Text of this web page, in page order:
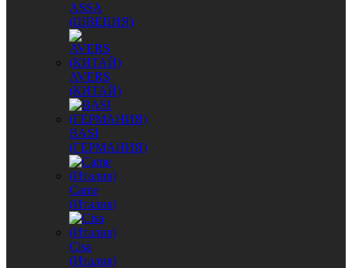
ASSA
(ШВЕЦИЯ)
AVERS
(КИТАЙ)
BASI
(ГЕРМАНИЯ)
Came
(Италия)
Cisa
(Италия)